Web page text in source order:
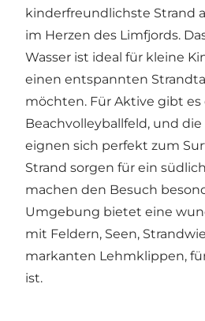
kinderfreundlichste Strand
im Herzen des Limfjords.
Wasser ist ideal für kleine
einen entspannten
möchten. Für Aktive gibt es
Beachvolleyballfeld, und
eignen sich perfekt zum
Strand sorgen für ein
machen den Besuch
Umgebung bietet eine
mit Feldern, Seen,
markanten Lehmklippen,
ist.